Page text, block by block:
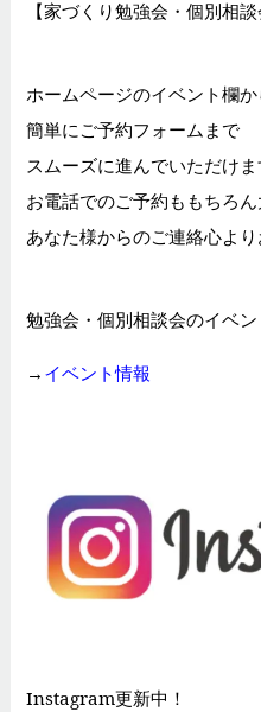
【家づくり勉強会・個別相
ホームページのイベント欄か
簡単にご予約フォームまで
スムーズに進んでいただけま
お電話でのご予約ももちろん
あなた様からのご連絡心よ
勉強会・個別相談会のイベ
→ イベント情報
Instagram更新中！